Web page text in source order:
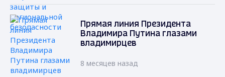
Прямая линия Президента
Владимира Путина глазами
владимирцев
8 месяцев назад